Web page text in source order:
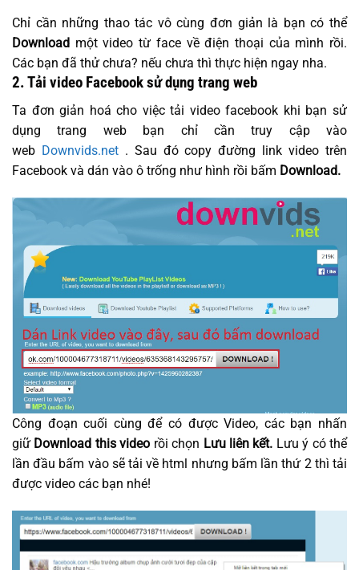
Chỉ cần những thao tác vô cùng đơn giản là bạn có thể
Download một video từ face về điện thoại của mình rồi.
Các bạn đã thử chưa? nếu chưa thì thực hiện ngay nha.
2. Tải video Facebook sử dụng trang web
Ta đơn giản hoá cho việc tải video facebook khi bạn sử
dụng trang web bạn chỉ cần truy cập vào
web Downvids.net. Sau đó copy đường link video trên
Facebook và dán vào ô trống như hình rồi bấm Download.
Công đoạn cuối cùng để có được Video, các bạn nhấn
giữ Download this video rồi chọn Lưu liên kết. Lưu ý có thể
lần đầu bấm vào sẽ tải về html nhưng bấm lần thứ 2 thì tải
được video các bạn nhé!